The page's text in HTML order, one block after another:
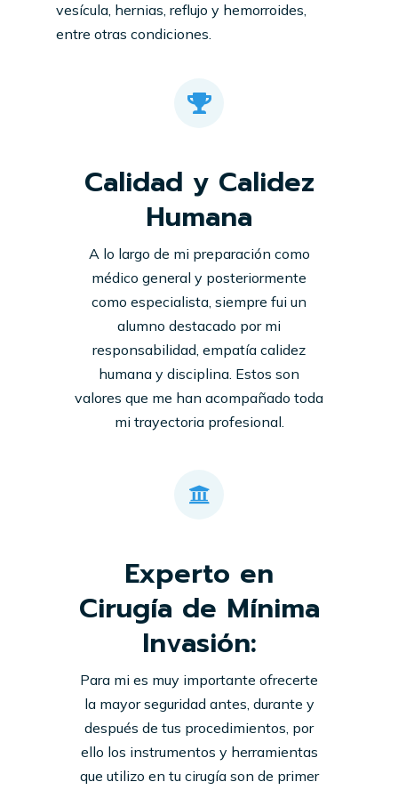
vesícula, hernias, reflujo y hemorroides,
entre otras condiciones.
Calidad y Calidez
Humana
A lo largo de mi preparación como
médico general y posteriormente
como especialista, siempre fui un
alumno destacado por mi
responsabilidad, empatía calidez
humana y disciplina. Estos son
valores que me han acompañado toda
mi trayectoria profesional.
Experto en
Cirugía de Mínima
Invasión:
Para mi es muy importante ofrecerte
la mayor seguridad antes, durante y
después de tus procedimientos, por
ello los instrumentos y herramientas
que utilizo en tu cirugía son de primer